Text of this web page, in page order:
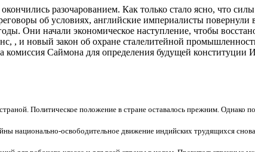
разочарованием. Как только стало ясно, что
об условиях, английские империалисты повернули
Они начали экономическое наступление, чтобы
, и новый закон об охране сталелитейной
Саймона для определения будущей
Политическое положение в стране оставалось прежним.
национально-освободительное движение индийских трудящихся